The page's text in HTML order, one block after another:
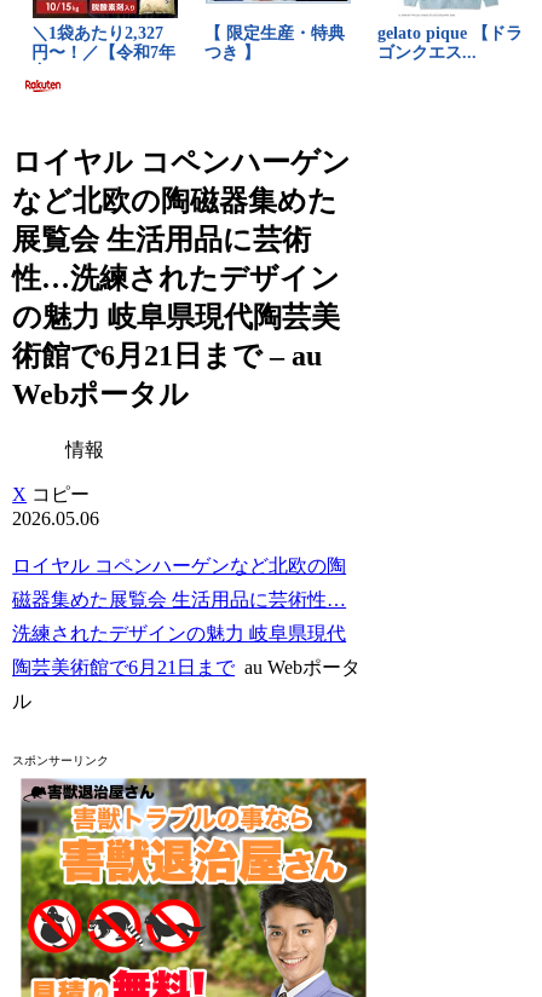
ロイヤル コペンハーゲン
など北欧の陶磁器集めた
展覧会 生活用品に芸術
性…洗練されたデザイン
の魅力 岐阜県現代陶芸美
術館で6月21日まで – au
Webポータル
情報
X コピー
2026.05.06
ロイヤル コペンハーゲンなど北欧の陶
磁器集めた展覧会 生活用品に芸術性…
洗練されたデザインの魅力 岐阜県現代
陶芸美術館で6月21日までau Webポータ
ル
スポンサーリンク